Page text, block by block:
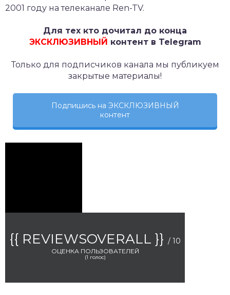
2001 году на телеканале Ren-TV.
Для тех кто дочитал до конца
ЭКСКЛЮЗИВНЫЙ контент в Telegram
Только для подписчиков канала мы публикуем
закрытые материалы!
Подпишись на ЭКСКЛЮЗИВНЫЙ
контент
{{ REVIEWSOVERALL }} / 10
ОЦЕНКА ПОЛЬЗОВАТЕЛЕЙ
(1 голос)